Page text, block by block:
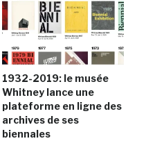
1932-2019: le musée
Whitney lance une
plateforme en ligne des
archives de ses
biennales